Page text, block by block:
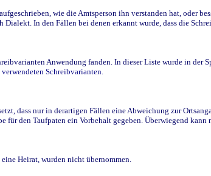
wie die Amtsperson ihn verstanden hat, oder
In den Fällen bei denen erkannt wurde, dass die
Anwendung fanden. In dieser Liste wurde in der
Schreibvarianten.
dass nur in derartigen Fällen eine Abweichung zur
den Taufpaten ein Vorbehalt gegeben. Überwiegend kann
Heirat, wurden nicht übernommen.